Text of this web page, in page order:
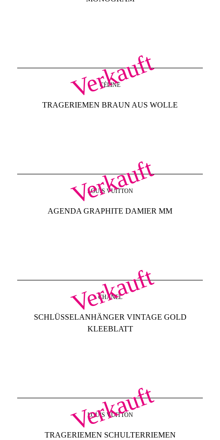
Verkauft
CÉLINE
TRAGERIEMEN BRAUN AUS WOLLE
Verkauft
LOUIS VUITTON
AGENDA GRAPHITE DAMIER MM
Verkauft
CHANEL
SCHLÜSSELANHÄNGER VINTAGE GOLD
KLEEBLATT
Verkauft
LOUIS VUITTON
TRAGERIEMEN SCHULTERRIEMEN